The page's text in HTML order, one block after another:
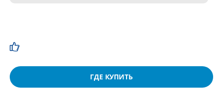
ГДЕ КУПИТЬ